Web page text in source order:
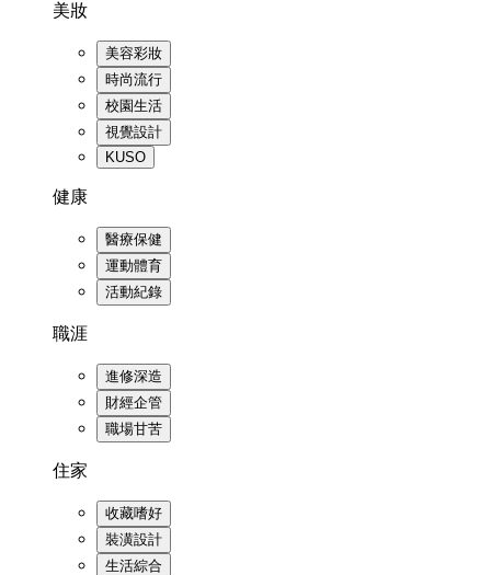
美妝
美容彩妝
時尚流行
校園生活
視覺設計
KUSO
健康
醫療保健
運動體育
活動紀錄
職涯
進修深造
財經企管
職場甘苦
住家
收藏嗜好
裝潢設計
生活綜合